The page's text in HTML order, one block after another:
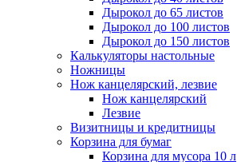
Дырокол до 65 листов
Дырокол до 100 листов
Дырокол до 150 листов
Калькуляторы настольные
Ножницы
Нож канцелярский, лезвие
Нож канцелярский
Лезвие
Визитницы и кредитницы
Корзина для бумаг
Корзина для мусора 10 л